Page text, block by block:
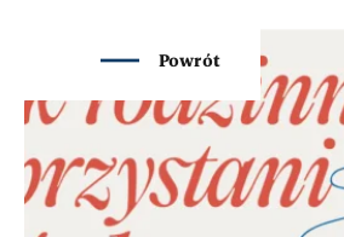
Powrót